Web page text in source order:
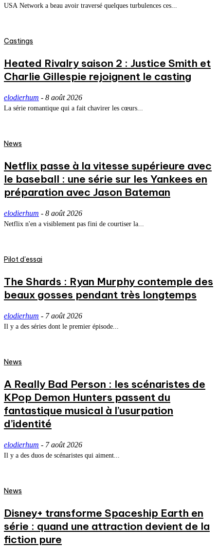
USA Network a beau avoir traversé quelques turbulences ces...
Castings
Heated Rivalry saison 2 : Justice Smith et
Charlie Gillespie rejoignent le casting
elodierhum - 8 août 2026
La série romantique qui a fait chavirer les cœurs...
News
Netflix passe à la vitesse supérieure avec
le baseball : une série sur les Yankees en
préparation avec Jason Bateman
elodierhum - 8 août 2026
Netflix n'en a visiblement pas fini de courtiser la...
Pilot d'essai
The Shards : Ryan Murphy contemple des
beaux gosses pendant très longtemps
elodierhum - 7 août 2026
Il y a des séries dont le premier épisode...
News
A Really Bad Person : les scénaristes de
KPop Demon Hunters passent du
fantastique musical à l’usurpation
d’identité
elodierhum - 7 août 2026
Il y a des duos de scénaristes qui aiment...
News
Disney+ transforme Spaceship Earth en
série : quand une attraction devient de la
fiction pure